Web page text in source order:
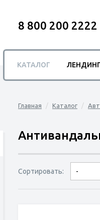
Главная Каталог
Сортировать: -
по
8 800 200 2222
КАТАЛОГ